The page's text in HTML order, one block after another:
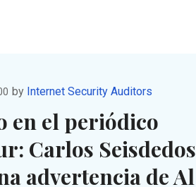
by Internet Security Auditors
en el periódico
Carlos Seisdedos
advertencia de Al